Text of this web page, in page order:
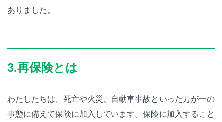
ありました。
3.再保険とは
わたしたちは、死亡や火災、自動車事故といった万が一の
事態に備えて保険に加入しています。保険に加入すること